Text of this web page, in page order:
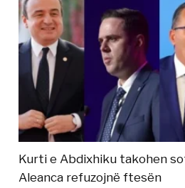
Kurti e Abdixhiku takohen
Aleanca refuzojnë ftesën